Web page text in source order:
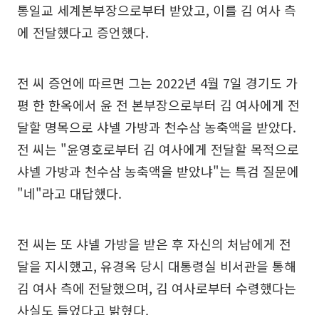
통일교 세계본부장으로부터 받았고, 이를 김 여사 측
에 전달했다고 증언했다.
전 씨 증언에 따르면 그는 2022년 4월 7일 경기도 가
평 한 한옥에서 윤 전 본부장으로부터 김 여사에게 전
달할 명목으로 샤넬 가방과 천수삼 농축액을 받았다.
전 씨는 "윤영호로부터 김 여사에게 전달할 목적으로
샤넬 가방과 천수삼 농축액을 받았냐"는 특검 질문에
"네"라고 대답했다.
전 씨는 또 샤넬 가방을 받은 후 자신의 처남에게 전
달을 지시했고, 유경옥 당시 대통령실 비서관을 통해
김 여사 측에 전달했으며, 김 여사로부터 수령했다는
사실도 들었다고 밝혔다.